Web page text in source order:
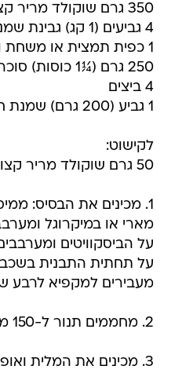
350 גרם שוקולד מריר קצוץ
4 גביעים (1 קג) גבינת שמנת בטעם טבעי
1 כפית תמצית או משחת וניל
250 גרם (¼1 כוסות) סוכר
4 ביצים
1 גביע (200 גרם) שמנת חמוצה 15% שומן
לקישוט:
50 גרם שוקולד מריר קצוץ גס
1. מכינים את הבסיס:
מארי או במיקרוגל
על הביסקוויטים
על תחתית התבנית
מעבירים למקפיא לרבע
2. מחממים תנור ל-150 מעלות.
3. מכינים את המלית